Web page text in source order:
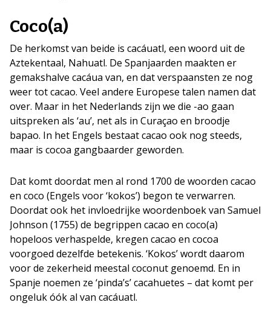
Coco(a)
De herkomst van beide is cacáuatl, een woord uit de
Aztekentaal, Nahuatl. De Spanjaarden maakten er
gemakshalve cacáua van, en dat verspaansten ze nog
weer tot cacao. Veel andere Europese talen namen dat
over. Maar in het Nederlands zijn we die -ao gaan
uitspreken als ‘au’, net als in Curaçao en broodje
bapao. In het Engels bestaat cacao ook nog steeds,
maar is cocoa gangbaarder geworden.
Dat komt doordat men al rond 1700 de woorden cacao
en coco (Engels voor ‘kokos’) begon te verwarren.
Doordat ook het invloedrijke woordenboek van Samuel
Johnson (1755) de begrippen cacao en coco(a)
hopeloos verhaspelde, kregen cacao en cocoa
voorgoed dezelfde betekenis. ‘Kokos’ wordt daarom
voor de zekerheid meestal coconut genoemd. En in
Spanje noemen ze ‘pinda’s’ cacahuetes – dat komt per
ongeluk óók al van cacáuatl.